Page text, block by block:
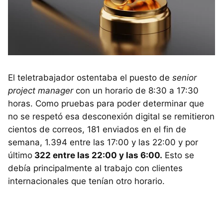
El teletrabajador ostentaba el puesto de senior
project manager con un horario de 8:30 a 17:30
horas. Como pruebas para poder determinar que
no se respetó esa desconexión digital se remitieron
cientos de correos, 181 enviados en el fin de
semana, 1.394 entre las 17:00 y las 22:00 y por
último 322 entre las 22:00 y las 6:00. Esto se
debía principalmente al trabajo con clientes
internacionales que tenían otro horario.